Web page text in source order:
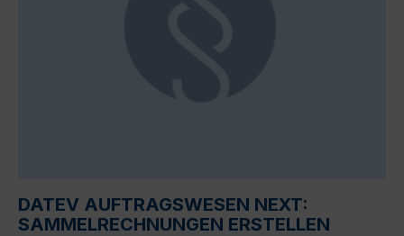
DATEV AUFTRAGSWESEN NEXT:
SAMMELRECHNUNGEN ERSTELLEN